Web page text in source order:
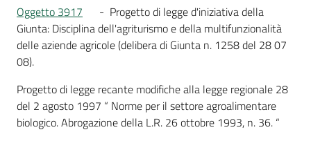
Oggetto 3917
- Progetto di legge d'iniziativa della
Giunta: Disciplina dell'agriturismo e della multifunzionalità
delle aziende agricole (delibera di Giunta n. 1258 del 28 07
08).
Progetto di legge recante modifiche alla legge regionale 28
del 2 agosto 1997 “ Norme per il settore agroalimentare
biologico. Abrogazione della L.R. 26 ottobre 1993, n. 36. “